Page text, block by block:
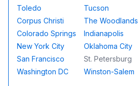
Toledo
Tucson
Corpus Christi
The Woodlands
Colorado Springs
Indianapolis
New York City
Oklahoma City
San Francisco
St. Petersburg
Washington DC
Winston-Salem